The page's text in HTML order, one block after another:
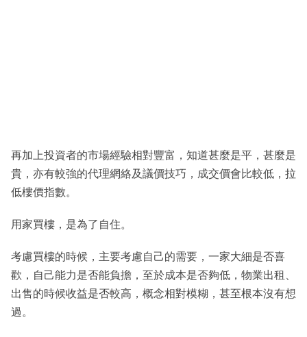
再加上投資者的市場經驗相對豐富，知道甚麼是平，甚麼是
貴，亦有較強的代理網絡及議價技巧，成交價會比較低，拉
低樓價指數。
用家買樓，是為了自住。
考慮買樓的時候，主要考慮自己的需要，一家大細是否喜
歡，自己能力是否能負擔，至於成本是否夠低，物業出租、
出售的時候收益是否較高，概念相對模糊，甚至根本沒有想
過。